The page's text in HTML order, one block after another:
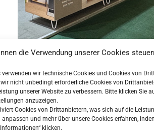
die Verwendung unserer Cookies
wir technische Cookies und Cookies von
nicht unbedingt erforderliche Cookies von
unserer Website zu verbessern. Bitte klicken Sie
anzuzeigen.
Cookies von Drittanbietern, was sich auf die
und mehr über unsere Cookies erfahren,
klicken.
Ambiente 2025